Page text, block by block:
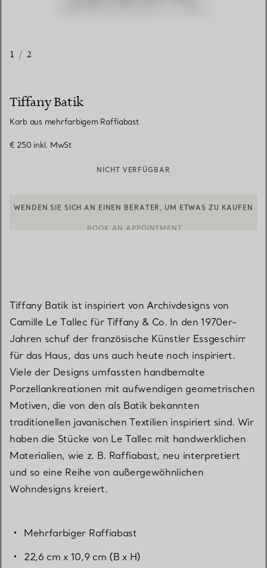
1 / 2
Tiffany Batik
Korb aus mehrfarbigem Raffiabast
€ 250 inkl. MwSt
NICHT VERFÜGBAR
Tiffany Batik ist inspiriert von Archivdesigns von
Camille Le Tallec für Tiffany & Co. In den 1970er-
Jahren schuf der französische Künstler Essgeschirr
für das Haus, das uns auch heute noch inspiriert.
Viele der Designs umfassten handbemalte
Porzellankreationen mit aufwendigen geometrischen
Motiven, die von den als Batik bekannten
traditionellen javanischen Textilien inspiriert sind. Wir
haben die Stücke von Le Tallec mit handwerklichen
Materialien, wie z. B. Raffiabast, neu interpretiert
und so eine Reihe von außergewöhnlichen
Wohndesigns kreiert.
Mehrfarbiger Raffiabast
22,6 cm x 10,9 cm (B x H)